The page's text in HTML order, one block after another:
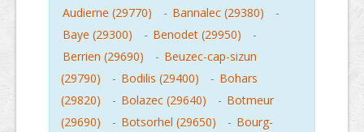
Audierne (29770)
- Bannalec (29380)
-
Baye (29300)
- Benodet (29950)
-
Berrien (29690)
- Beuzec-cap-sizun
(29790)
- Bodilis (29400) - Bohars
(29820)
- Bolazec (29640) - Botmeur
(29690)
- Botsorhel (29650) - Bourg-